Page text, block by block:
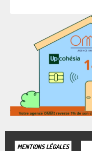
MENTIONS LÉGALES